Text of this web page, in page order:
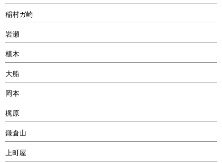
稲村ガ崎
岩瀬
植木
大船
岡本
梶原
鎌倉山
上町屋